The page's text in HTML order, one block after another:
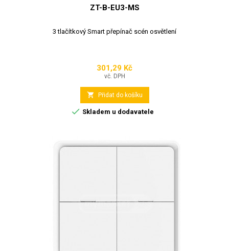
ZT-B-EU3-MS
3 tlačítkový Smart přepínač scén osvětlení
Cena
301,29 Kč
vč. DPH
 Přidat do košíku
 Skladem u dodavatele